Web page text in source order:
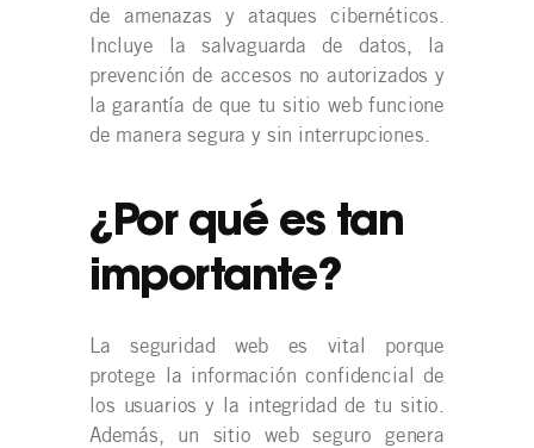
de amenazas y ataques cibernéticos.
Incluye la salvaguarda de datos, la
prevención de accesos no autorizados y
la garantía de que tu sitio web funcione
de manera segura y sin interrupciones.
¿Por qué es tan
importante?
La seguridad web es vital porque
protege la información confidencial de
los usuarios y la integridad de tu sitio.
Además, un sitio web seguro genera